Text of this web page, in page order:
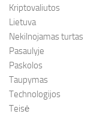
Kriptovaliutos
Lietuva
Nekilnojamas turtas
Pasaulyje
Paskolos
Taupymas
Technologijos
Teisė